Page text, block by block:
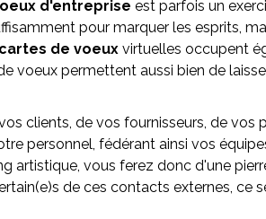
d'entreprise est parfois un
pour marquer les esprits,
cartes de voeux virtuelles occupent
voeux permettent aussi bien de
clients, de vos fournisseurs, de
personnel, fédérant ainsi vos
artistique, vous ferez donc d'une
de ces contacts externes,